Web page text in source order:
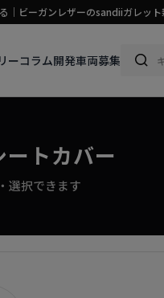
｜ビーガンレザーのsandiiガレッ
ーコラム開発車両募集
トカバー
選択できます